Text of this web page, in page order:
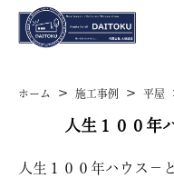
ホーム > 施工事例 > 平屋
人生１００年
人生１００年ハウス－